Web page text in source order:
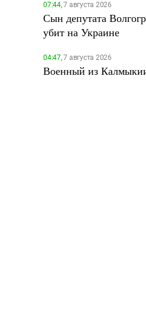
07:44,7 августа 2026
Сын депутата
убит на Украине
04:47,7 августа 2026
Военный из